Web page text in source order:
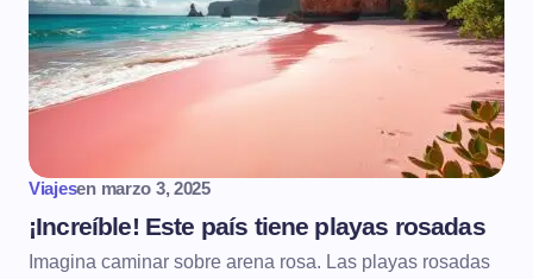
Viajesen marzo 3, 2025
¡Increíble! Este país tiene playas rosadas
Imagina caminar sobre arena rosa. Las playas rosadas